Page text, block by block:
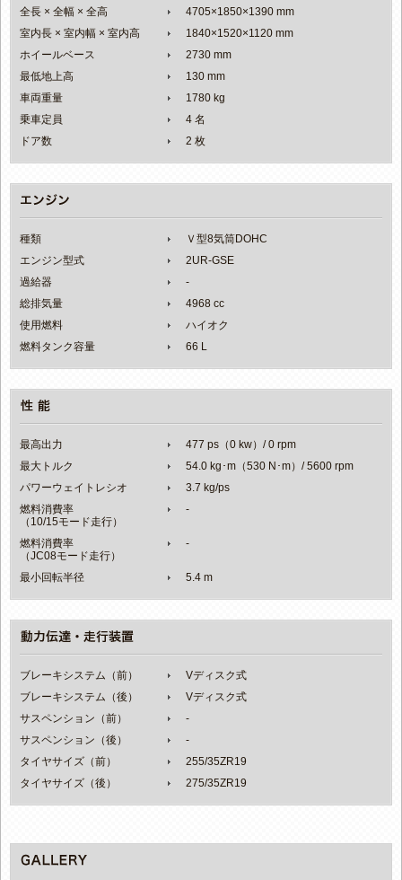
全長 × 全幅 × 全高
4705×1850×1390 mm
室内長 × 室内幅 × 室内高
1840×1520×1120 mm
ホイールベース
2730 mm
最低地上高
130 mm
車両重量
1780 kg
乗車定員
4 名
ドア数
2 枚
最高出力
477 ps（0 kw）/ 0 rpm
最大トルク
54.0 kg･m（530 N･m）/ 5600 rpm
パワーウェイトレシオ
3.7 kg/ps
燃料消費率
（10/15モード走行）
-
燃料消費率
（JC08モード走行）
-
最小回転半径 5.4 m
種類
Ｖ型8気筒DOHC
エンジン型式
2UR-GSE
過給器
-
総排気量
4968 cc
使用燃料
ハイオク
燃料タンク容量
66 L
ブレーキシステム（前）
Vディスク式
ブレーキシステム（後）
Vディスク式
サスペンション（前）
-
サスペンション（後）
-
タイヤサイズ（前）
255/35ZR19
タイヤサイズ（後）
275/35ZR19